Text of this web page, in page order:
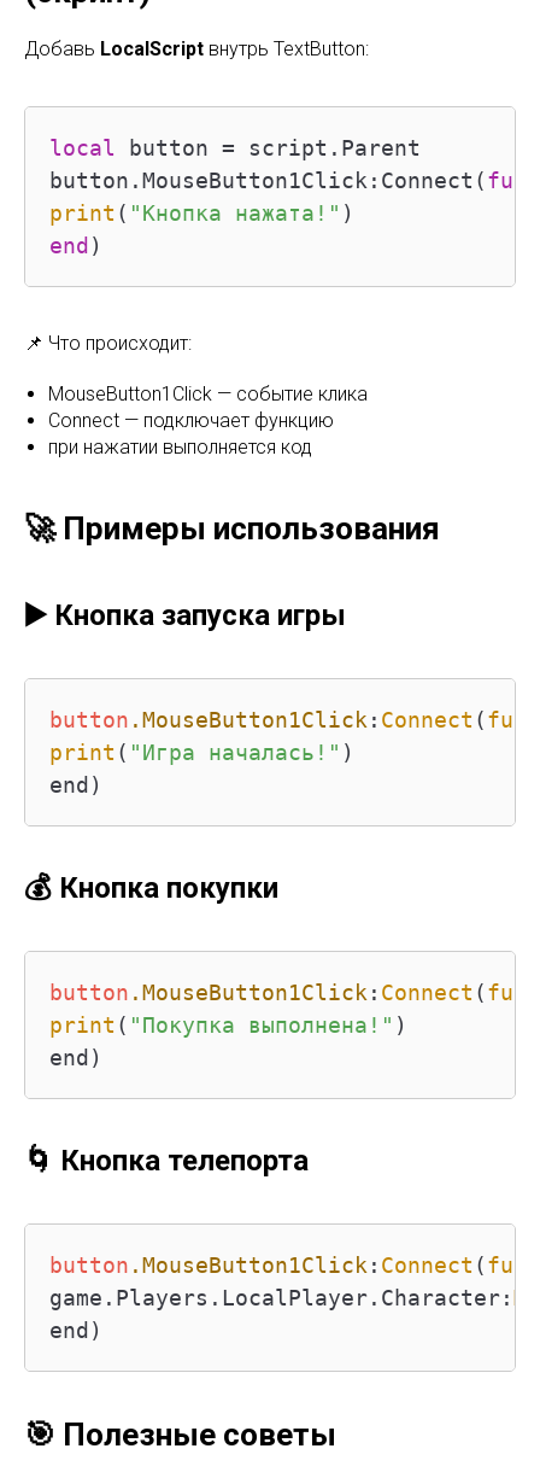
Добавь LocalScript внутрь TextButton:
local button = script.Parent
button.MouseButton1Click:Connect(
print ( "Кнопка нажата!"
end )
📌 Что происходит:
MouseButton1Click — событие клика
Connect — подключает функцию
при нажатии выполняется код
🚀 Примеры использования
▶️ Кнопка запуска игры
button .MouseButton1Click : Connect (
print ( "Игра началась!" )
end)
💰 Кнопка покупки
button .MouseButton1Click : Connect (
print ( "Покупка выполнена!" )
end)
🌀 Кнопка телепорта
button .MouseButton1Click : Connect (
game.Players.LocalPlayer.Character:
end)
🎯 Полезные советы